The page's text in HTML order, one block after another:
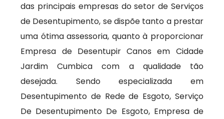
das principais empresas do setor de Serviços
de Desentupimento, se dispõe tanto a prestar
uma ótima assessoria, quanto à proporcionar
Empresa de Desentupir Canos em Cidade
Jardim Cumbica com a qualidade tão
desejada. Sendo especializada em
Desentupimento de Rede de Esgoto, Serviço
De Desentupimento De Esgoto, Empresa de